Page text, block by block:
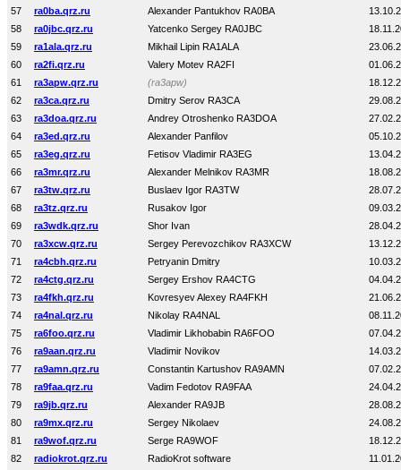
57
ra0ba.qrz.ru Alexander Pantukhov RA0BA
58
ra0jbc.qrz.ru Yatcenko Sergey RA0JBC
59
ra1ala.qrz.ru Mikhail Lipin RA1ALA
60
ra2fi.qrz.ru Valery Motev RA2FI
61
ra3apw.qrz.ru (ra3apw)
62
ra3ca.qrz.ru Dmitry Serov RA3CA
63
ra3doa.qrz.ru Andrey Otroshenko RA3DOA
64
ra3ed.qrz.ru Alexander Panfilov
65
ra3eg.qrz.ru Fetisov Vladimir RA3EG
66
ra3mr.qrz.ru Alexander Melnikov RA3MR
67
ra3tw.qrz.ru Buslaev Igor RA3TW
68
ra3tz.qrz.ru Rusakov Igor
69
ra3wdk.qrz.ru Shor Ivan
70
ra3xcw.qrz.ru Sergey Perevozchikov RA3XCW
71
ra4cbh.qrz.ru Petryanin Dmitry
72
ra4ctg.qrz.ru Sergey Ershov RA4CTG
73
ra4fkh.qrz.ru Kovresyev Alexey RA4FKH
74
ra4nal.qrz.ru Nikolay RA4NAL
75
ra6foo.qrz.ru Vladimir Likhobabin RA6FOO
76
ra9aan.qrz.ru Vladimir Novikov
77
ra9amn.qrz.ru Constantin Kartushov RA9AMN
78
ra9faa.qrz.ru Vadim Fedotov RA9FAA
79
ra9jb.qrz.ru Alexander RA9JB
80
ra9mx.qrz.ru Sergey Nikolaev
81
ra9wof.qrz.ru Serge RA9WOF
82
radiokrot.qrz.ru RadioKrot software